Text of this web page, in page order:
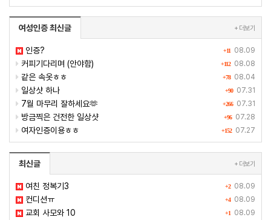
여성인증 최신글 + 더보기
+11 08.09
인증?
+112 08.08
커피기다리며 (안야함)
+78 08.04
같은 속옷ㅎㅎ
+90 07.31
일상샷 하나
+266 07.31
7월 마무리 잘하세요🫶
+96 07.28
방금찍은 건전한 일상샷
+152 07.27
여자인증이용ㅎㅎ
최신글 + 더보기
+2 08.09
여친 정복기3
+4 08.09
컨디션ㅠ
+1 08.09
교회 사모와 10